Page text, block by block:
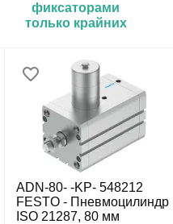
фиксаторами
только крайних
ADN-80- -KP- 548212
FESTO - Пневмоцилиндр
ISO 21287, 80 мм